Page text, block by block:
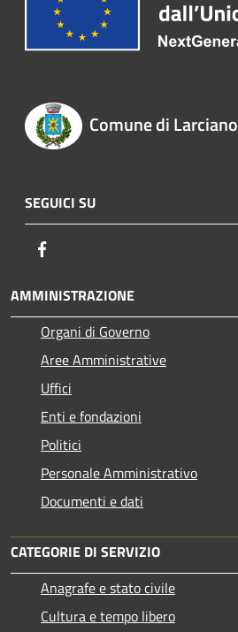
Comune di Larciano
SEGUICI SU
AMMINISTRAZIONE
Organi di Governo
Aree Amministrative
Uffici
Enti e fondazioni
Politici
Personale Amministrativo
Documenti e dati
CATEGORIE DI SERVIZIO
Anagrafe e stato civile
Cultura e tempo libero